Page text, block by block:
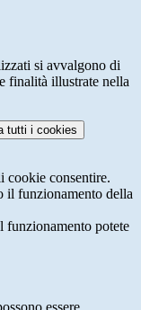
si avvalgono di
finalità illustrate nella
tutti i cookies
cookie consentire.
il funzionamento della
funzionamento potete
essere